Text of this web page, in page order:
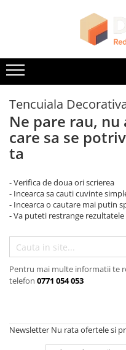
Parchet SPC
Riflaje Decorative
Riflaj exterior
Riflaje Interioare
Glafuri Interioare
Glafuri Exterioare
Plinte, Plinte PVC, Plinte
Plinte PVC
Plinte MDF Premium
Accesorii Plinte
Terminatii Plinta
Colt Exterior Plinta
Colt Interior Plinta
Accesorii Lambriuri
Accesorii Riflaje Decorative
Accesorii Universale
Capac Glaf Interior
Izolatie Parchet
Prag de trecere
Lambriuri PVC
Lambriuri Premium
Panouri Decorative
Panouri Decorative SPC
Panouri Decorative Premium
Tencuiala
Ne pare rau,
care sa se
ta
- Verifica de doua ori scrierea
- Incearca sa cauti cuvinte
- Incearca o cautare mai putin
- Va puteti restrange
Pentru mai multe informatii te
telefon 0771 054 053
Newsletter Nu rata ofertele si